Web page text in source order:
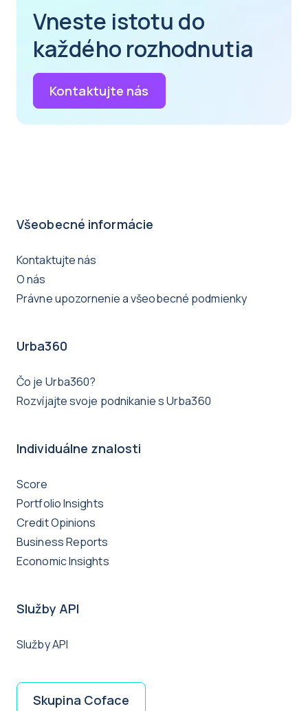
Vneste istotu do
každého rozhodnutia
Kontaktujte nás
Všeobecné informácie
Kontaktujte nás
O nás
Právne upozornenie a všeobecné podmienky
Urba360
Čo je Urba360?
Rozvíjajte svoje podnikanie s Urba360
Individuálne znalosti
Score
Portfolio Insights
Credit Opinions
Business Reports
Economic Insights
Služby API
Služby API
Skupina Coface